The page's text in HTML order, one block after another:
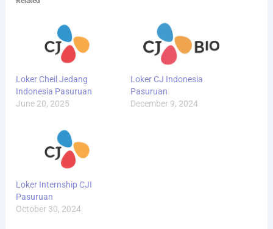
Loker Cheil Jedang
Indonesia Pasuruan
June 20, 2025
Loker CJ Indonesia
Pasuruan
December 9, 2024
Loker Internship CJI
Pasuruan
October 30, 2024